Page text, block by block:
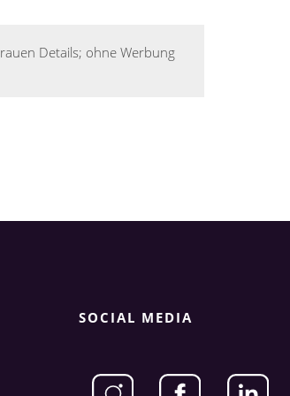
Details; ohne Werbung
SOCIAL MEDIA